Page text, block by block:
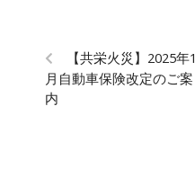
【共栄火災】2025年1
月自動車保険改定のご案
内